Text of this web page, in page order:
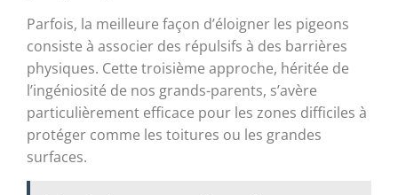
Parfois, la meilleure façon d’éloigner les pigeons
consiste à associer des répulsifs à des barrières
physiques. Cette troisième approche, héritée de
l’ingéniosité de nos grands-parents, s’avère
particulièrement efficace pour les zones difficiles à
protéger comme les toitures ou les grandes
surfaces.